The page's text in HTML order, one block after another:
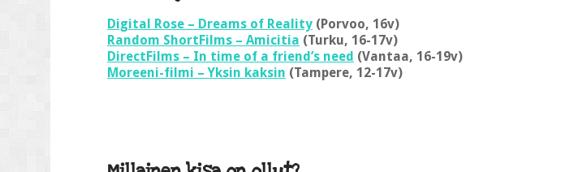
Digital Rose – Dreams of Reality (Porvoo, 16v)
Random ShortFilms – Amicitia (Turku, 16-17v)
DirectFilms – In time of a friend’s need (Vantaa, 16-19v)
Moreeni-filmi – Yksin kaksin (Tampere, 12-17v)